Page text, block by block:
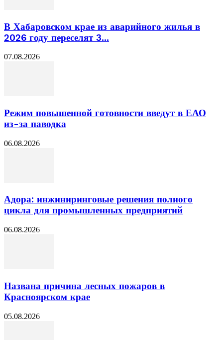
В Хабаровском крае из аварийного жилья в
2026 году переселят 3...
07.08.2026
Режим повышенной готовности введут в ЕАО
из-за паводка
06.08.2026
Адора: инжиниринговые решения полного
цикла для промышленных предприятий
06.08.2026
Названа причина лесных пожаров в
Красноярском крае
05.08.2026